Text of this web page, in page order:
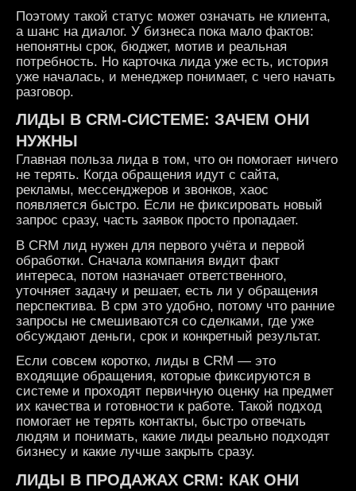
Поэтому такой статус может означать не клиента,
а шанс на диалог. У бизнеса пока мало фактов:
непонятны срок, бюджет, мотив и реальная
потребность. Но карточка лида уже есть, история
уже началась, и менеджер понимает, с чего начать
разговор.
ЛИДЫ В CRM-СИСТЕМЕ: ЗАЧЕМ ОНИ
НУЖНЫ
Главная польза лида в том, что он помогает ничего
не терять. Когда обращения идут с сайта,
рекламы, мессенджеров и звонков, хаос
появляется быстро. Если не фиксировать новый
запрос сразу, часть заявок просто пропадает.
В CRM лид нужен для первого учёта и первой
обработки. Сначала компания видит факт
интереса, потом назначает ответственного,
уточняет задачу и решает, есть ли у обращения
перспектива. В срм это удобно, потому что ранние
запросы не смешиваются со сделками, где уже
обсуждают деньги, срок и конкретный результат.
Если совсем коротко, лиды в CRM — это
входящие обращения, которые фиксируются в
системе и проходят первичную оценку на предмет
их качества и готовности к работе. Такой подход
помогает не терять контакты, быстро отвечать
людям и понимать, какие лиды реально подходят
бизнесу и какие лучше закрыть сразу.
ЛИДЫ В ПРОДАЖАХ CRM: КАК ОНИ